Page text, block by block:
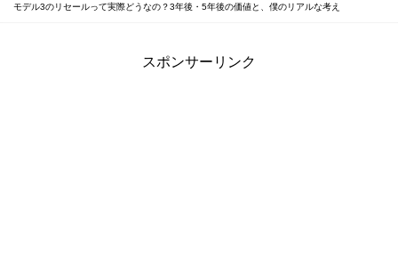
モデル3のリセールって実際どうなの？3年後・5年後の価値と、僕のリアルな考え
スポンサーリンク